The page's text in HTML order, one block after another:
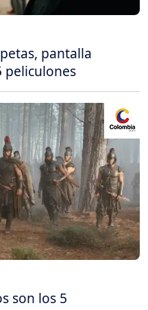
pantalla
peliculones
son los 5